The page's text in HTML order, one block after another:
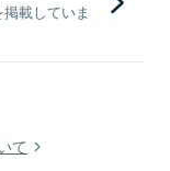
載していま
て